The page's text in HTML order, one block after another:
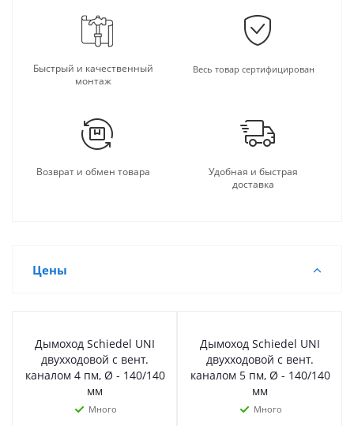
Быстрый и качественный
монтаж
Весь товар сертифицирован
Возврат и обмен товара
Удобная и быстрая
доставка
Цены
Дымоход Schiedel UNI
двухходовой с вент.
каналом 4 пм, Ø - 140/140
мм
Много
Дымоход Schiedel UNI
двухходовой с вент.
каналом 5 пм, Ø - 140/140
мм
Много